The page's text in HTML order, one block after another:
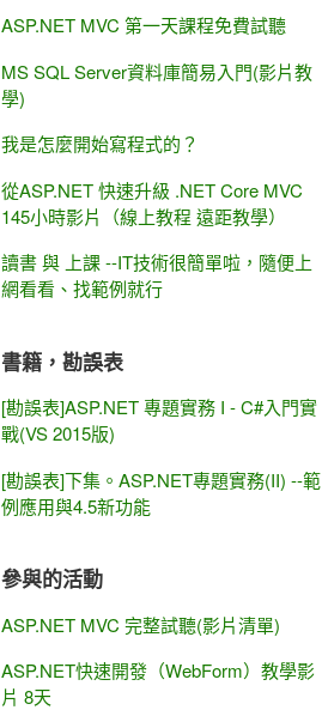
ASP.NET MVC 第一天課程免費試聽
MS SQL Server資料庫簡易入門(影片教
學)
我是怎麼開始寫程式的？
從ASP.NET 快速升級 .NET Core MVC
145小時影片（線上教程 遠距教學）
讀書 與 上課 --IT技術很簡單啦，隨便上
網看看、找範例就行
書籍，勘誤表
[勘誤表]ASP.NET 專題實務 I - C#入門實
戰(VS 2015版)
[勘誤表]下集。ASP.NET專題實務(II) --範
例應用與4.5新功能
參與的活動
ASP.NET MVC 完整試聽(影片清單)
ASP.NET快速開發（WebForm）教學影
片 8天